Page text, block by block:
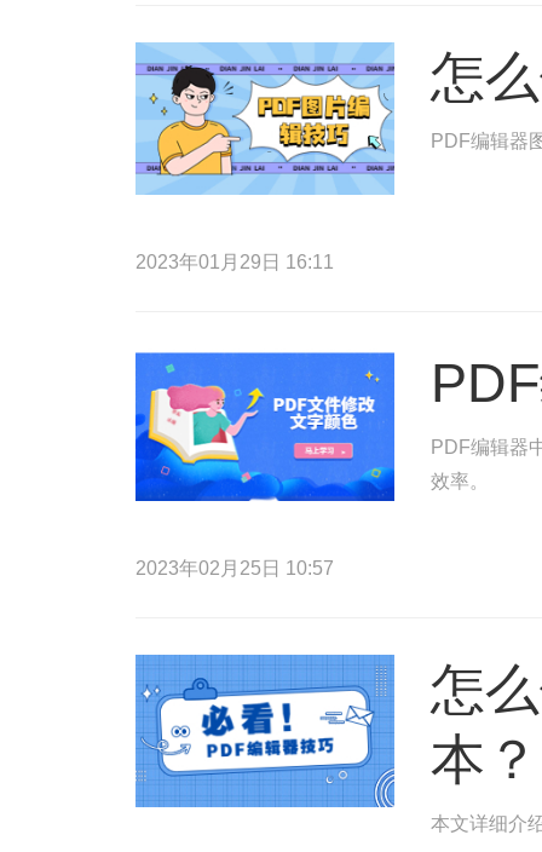
怎
PDF编辑器
2023年01月29日 16:11
PDF编辑器
效率。
2023年02月25日 10:57
怎
本？
本文详细介